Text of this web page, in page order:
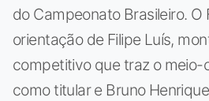
do Campeonato Brasileiro. O
orientação de Filipe Luís,
competitivo que traz o meio-
como titular e Bruno